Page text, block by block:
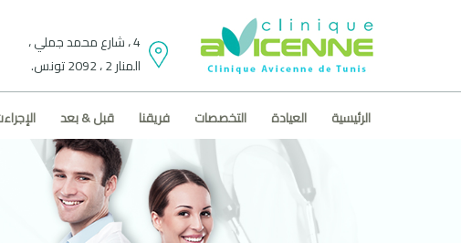
4 ، شارع محمد جملي ،
المنار 2 ، 2092 تونس.
الرئيسية العيادة التخصصات فريقنا قبل & بعد